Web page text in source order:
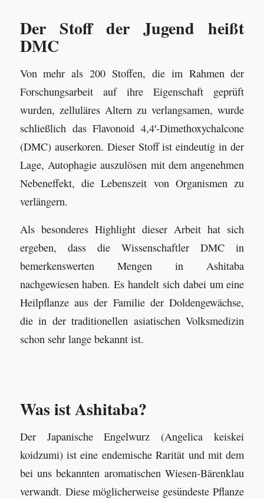
Der Stoff der Jugend heißt
DMC
Von mehr als 200 Stoffen, die im Rahmen der
Forschungsarbeit auf ihre Eigenschaft geprüft
wurden, zelluläres Altern zu verlangsamen, wurde
schließlich das Flavonoid 4,4′-Dimethoxychalcone
(DMC) auserkoren. Dieser Stoff ist eindeutig in der
Lage, Autophagie auszulösen mit dem angenehmen
Nebeneffekt, die Lebenszeit von Organismen zu
verlängern.
Als besonderes Highlight dieser Arbeit hat sich
ergeben, dass die Wissenschaftler DMC in
bemerkenswerten Mengen in Ashitaba
nachgewiesen haben. Es handelt sich dabei um eine
Heilpflanze aus der Familie der Doldengewächse,
die in der traditionellen asiatischen Volksmedizin
schon sehr lange bekannt ist.
Was ist Ashitaba?
Der Japanische Engelwurz (Angelica keiskei
koidzumi) ist eine endemische Rarität und mit dem
bei uns bekannten aromatischen Wiesen-Bärenklau
verwandt. Diese möglicherweise gesündeste Pflanze